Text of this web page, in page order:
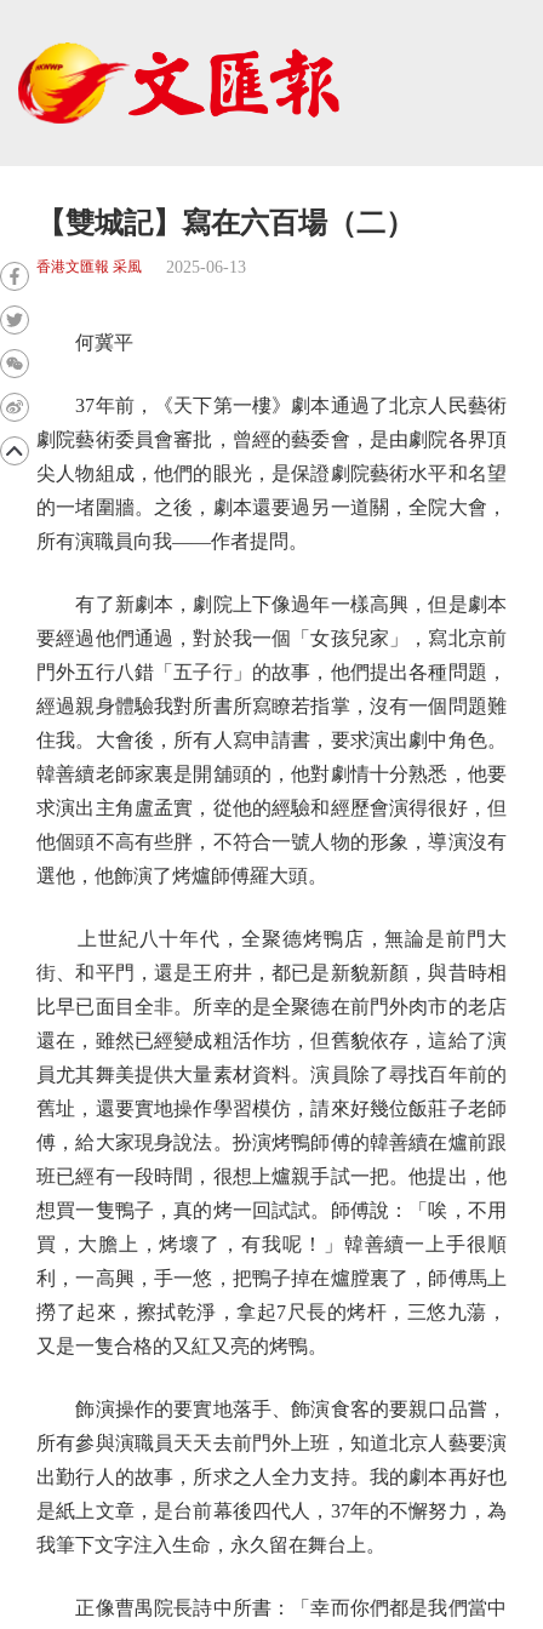
【雙城記】寫在六百場（二）
香港文匯報 采風 2025-06-13
何冀平
37年前，《天下第一樓》劇本通過了北京人民藝術
劇院藝術委員會審批，曾經的藝委會，是由劇院各界頂
尖人物組成，他們的眼光，是保證劇院藝術水平和名望
的一堵圍牆。之後，劇本還要過另一道關，全院大會，
所有演職員向我——作者提問。
有了新劇本，劇院上下像過年一樣高興，但是劇本
要經過他們通過，對於我一個「女孩兒家」，寫北京前
門外五行八錯「五子行」的故事，他們提出各種問題，
經過親身體驗我對所書所寫瞭若指掌，沒有一個問題難
住我。大會後，所有人寫申請書，要求演出劇中角色。
韓善續老師家裏是開舖頭的，他對劇情十分熟悉，他要
求演出主角盧孟實，從他的經驗和經歷會演得很好，但
他個頭不高有些胖，不符合一號人物的形象，導演沒有
選他，他飾演了烤爐師傅羅大頭。
上世紀八十年代，全聚德烤鴨店，無論是前門大
街、和平門，還是王府井，都已是新貌新顏，與昔時相
比早已面目全非。所幸的是全聚德在前門外肉市的老店
還在，雖然已經變成粗活作坊，但舊貌依存，這給了演
員尤其舞美提供大量素材資料。演員除了尋找百年前的
舊址，還要實地操作學習模仿，請來好幾位飯莊子老師
傅，給大家現身說法。扮演烤鴨師傅的韓善續在爐前跟
班已經有一段時間，很想上爐親手試一把。他提出，他
想買一隻鴨子，真的烤一回試試。師傅說：「唉，不用
買，大膽上，烤壞了，有我呢！」韓善續一上手很順
利，一高興，手一悠，把鴨子掉在爐膛裏了，師傅馬上
撈了起來，擦拭乾淨，拿起7尺長的烤杆，三悠九蕩，
又是一隻合格的又紅又亮的烤鴨。
飾演操作的要實地落手、飾演食客的要親口品嘗，
所有參與演職員天天去前門外上班，知道北京人藝要演
出勤行人的故事，所求之人全力支持。我的劇本再好也
是紙上文章，是台前幕後四代人，37年的不懈努力，為
我筆下文字注入生命，永久留在舞台上。
正像曹禺院長詩中所書：「幸而你們都是我們當中